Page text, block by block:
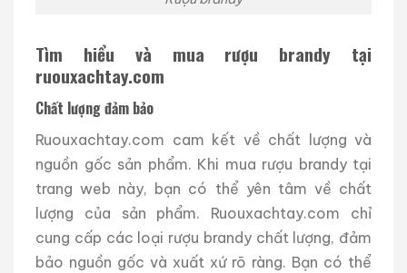
Tìm hiểu và mua rượu brandy tại
ruouxachtay.com
Chất lượng đảm bảo
Ruouxachtay.com cam kết về chất lượng và
nguồn gốc sản phẩm. Khi mua rượu brandy tại
trang web này, bạn có thể yên tâm về chất
lượng của sản phẩm. Ruouxachtay.com chỉ
cung cấp các loại rượu brandy chất lượng, đảm
bảo nguồn gốc và xuất xứ rõ ràng. Bạn có thể